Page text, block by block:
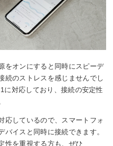
をオンにすると同時にスピーデ
続のストレスを感じませんでし
対応しており、接続の安定性
応しているので、スマートフォ
バイスと同時に接続できます。
性を重視する方も、ぜひ